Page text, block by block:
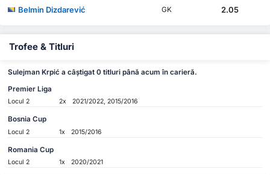
Belmin Dizdarević
GK 2.05
Trofee & Titluri
Sulejman Krpić a câștigat 0 titluri până acum în carieră.
Premier Liga
Locul 2 2x 2021/2022, 2015/2016
Bosnia Cup
Locul 2 1x 2015/2016
Romania Cup
Locul 2 1x 2020/2021